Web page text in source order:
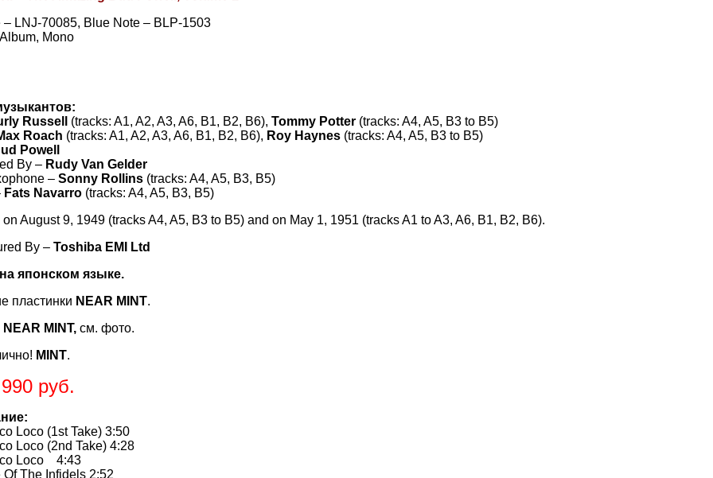
‎– LNJ-70085, Blue Note ‎– BLP-1503
Mono
Russell
(tracks: A1, A2, A3, A6, B1, B2, B6),Tommy Potter (tracks: A4, A5, B3 to B5)
Roach (tracks: A1, A2, A3, A6, B1, B2, B6), Roy Haynes (tracks: A4, A5, B3 to B5)
Powell
By – Rudy Van Gelder
–Sonny Rollins (tracks: A4, A5, B3, B5)
Fats Navarro (tracks: A4, A5, B3, B5)
August 9, 1949 (tracks A4, A5, B3 to B5) and on May 1, 1951 (tracks A1 to A3, A6, B1, B2, B6).
By –Toshiba EMI Ltd
японском языке.
пластинки NEAR MINT.
NEAR MINT, см. фото.
MINT.
руб.
Loco (1st Take) 3:50
Loco (2nd Take) 4:28
Loco 4:43
The Infidels 2:52